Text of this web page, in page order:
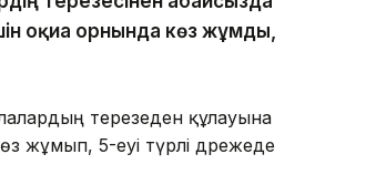
оқиға орнында көз жұмды,
терезеден құлауына
жұмып, 5-еуі түрлі дәрежеде